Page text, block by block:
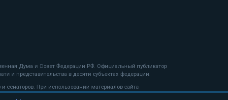
Дума и Совет Федерации РФ. Официальный публикатор
и представительства в десяти субъектах федерации.
сенаторов. При использовании материалов сайта